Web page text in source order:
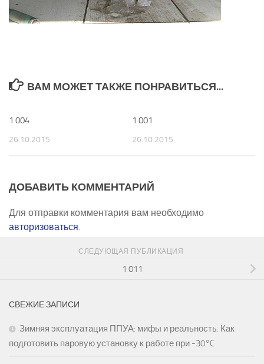
ВАМ МОЖЕТ ТАКЖЕ ПОНРАВИТЬСЯ...
1 004
26.10.2015
1 001
26.10.2015
ДОБАВИТЬ КОММЕНТАРИЙ
Для отправки комментария вам необходимо
авторизоваться.
СЛЕДУЮЩАЯ ПУБЛИКАЦИЯ
1 011
СВЕЖИЕ ЗАПИСИ
Зимняя эксплуатация ППУА: мифы и реальность. Как
подготовить паровую установку к работе при -30°C